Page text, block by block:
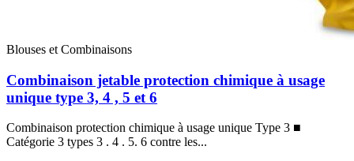
Blouses et Combinaisons
Combinaison jetable protection chimique à usage
unique type 3, 4 , 5 et 6
Combinaison protection chimique à usage unique Type 3 ■
Catégorie 3 types 3 . 4 . 5. 6 contre les...